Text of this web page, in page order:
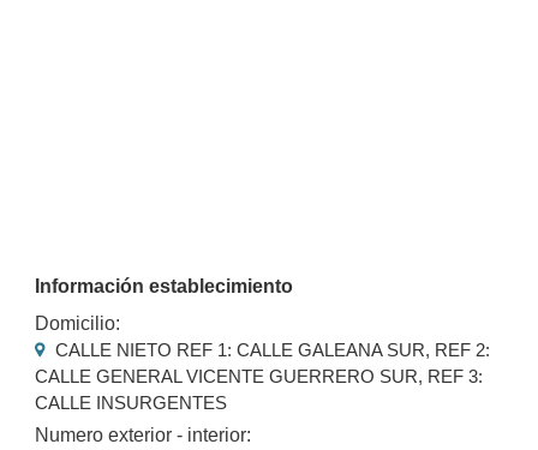
Información establecimiento
Domicilio:
CALLE NIETO REF 1: CALLE GALEANA SUR, REF 2:
CALLE GENERAL VICENTE GUERRERO SUR, REF 3:
CALLE INSURGENTES
Numero exterior - interior: